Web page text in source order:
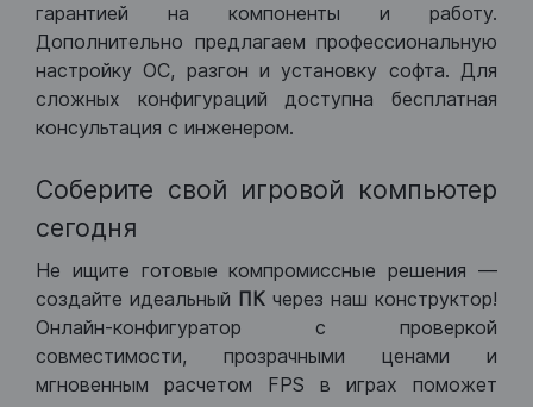
гарантией на компоненты и работу.
Дополнительно предлагаем профессиональную
настройку ОС, разгон и установку софта. Для
сложных конфигураций доступна бесплатная
консультация с инженером.
Соберите свой игровой компьютер
сегодня
Не ищите готовые компромиссные решения —
создайте идеальный ПК через наш конструктор!
Онлайн-конфигуратор с проверкой
совместимости, прозрачными ценами и
мгновенным расчетом FPS в играх поможет